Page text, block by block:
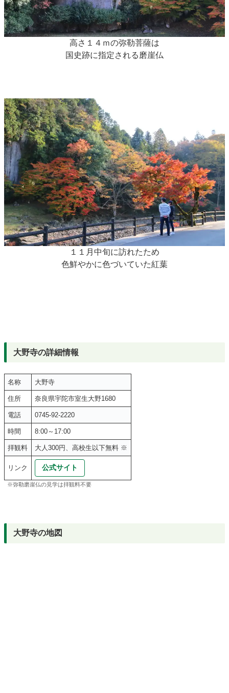
高さ１４ｍの弥勒菩薩は
国史跡に指定される磨崖仏
１１月中旬に訪れたため
色鮮やかに色づいていた紅葉
大野寺の詳細情報
名称 大野寺
住所 奈良県宇陀市室生大野1680
電話 0745-92-2220
時間 8:00～17:00
拝観料 大人300円、高校生以下無料 ※
リンク 公式サイト
※弥勒磨崖仏の見学は拝観料不要
大野寺の地図